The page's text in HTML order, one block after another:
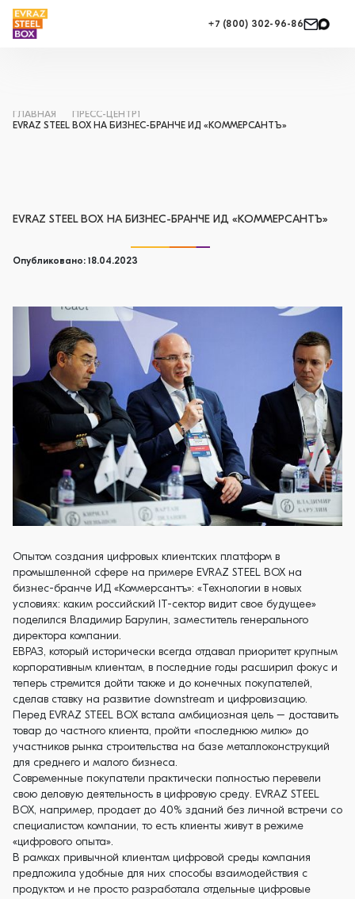
+7 (800) 302-96-86
ГЛАВНАЯ
ПРЕСС-ЦЕНТР1
EVRAZ STEEL BOX НА БИЗНЕС-БРАНЧЕ ИД «КОММЕРСАНТЪ»
EVRAZ STEEL BOX НА БИЗНЕС-БРАНЧЕ ИД «КОММЕРСАНТЪ»
Опубликовано: 18.04.2023
Опытом создания цифровых клиентских платформ в
промышленной сфере на примере EVRAZ STEEL BOX на
бизнес-бранче ИД «Коммерсантъ»: «Технологии в новых
условиях: каким российский IT-сектор видит свое будущее»
поделился Владимир Барулин, заместитель генерального
директора компании.
ЕВРАЗ, который исторически всегда отдавал приоритет крупным
корпоративным клиентам, в последние годы расширил фокус и
теперь стремится дойти также и до конечных покупателей,
сделав ставку на развитие downstream и цифровизацию.
Перед EVRAZ STEEL BOX встала амбициозная цель – доставить
товар до частного клиента, пройти «последнюю милю» до
участников рынка строительства на базе металлоконструкций
для среднего и малого бизнеса.
Современные покупатели практически полностью перевели
свою деловую деятельность в цифровую среду. EVRAZ STEEL
BOX, например, продает до 40% зданий без личной встречи со
специалистом компании, то есть клиенты живут в режиме
«цифрового опыта».
В рамках привычной клиентам цифровой среды компания
предложила удобные для них способы взаимодействия с
продуктом и не просто разработала отдельные цифровые